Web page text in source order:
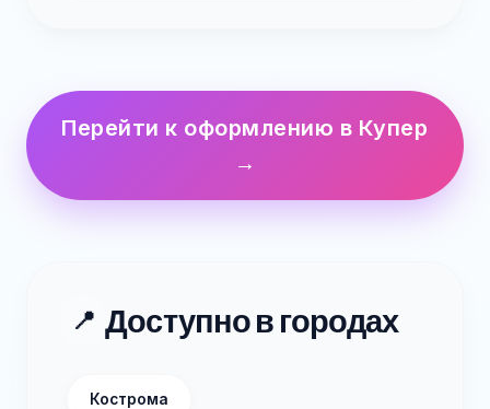
Перейти к оформлению в Купер
→
📍 Доступно в городах
Кострома